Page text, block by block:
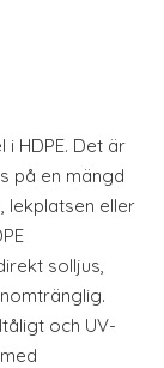
HDPE. Det är
på en mängd
lekplatsen eller
solljus,
och UV-